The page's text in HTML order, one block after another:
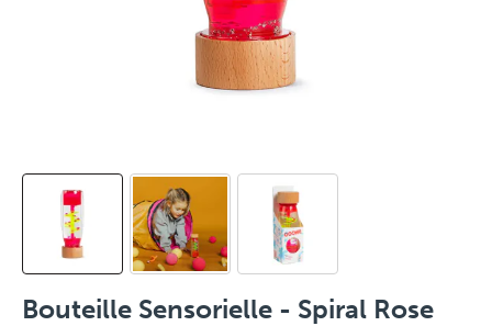
Bouteille Sensorielle - Spiral Rose